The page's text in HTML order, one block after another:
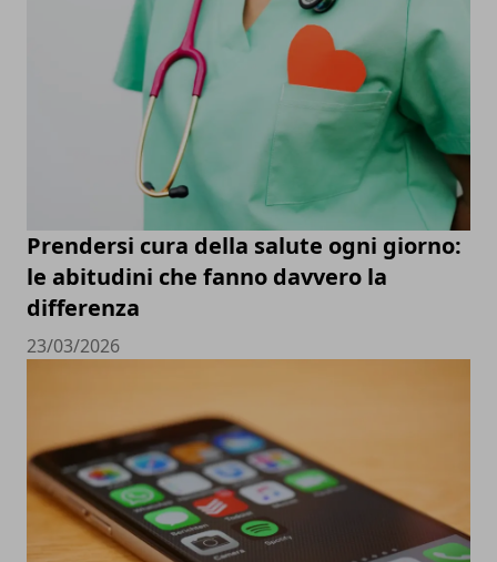
Prendersi cura della salute ogni giorno:
le abitudini che fanno davvero la
differenza
23/03/2026